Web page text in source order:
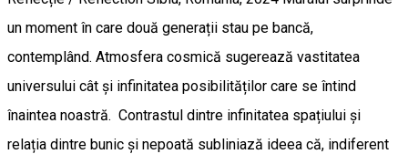
un moment în care două generații stau pe bancă,
contemplând. Atmosfera cosmică sugerează vastitatea
universului cât și infinitatea posibilităților care se întind
înaintea noastră. Contrastul dintre infinitatea spațiului și
relația dintre bunic și nepoată subliniază ideea că, indiferent